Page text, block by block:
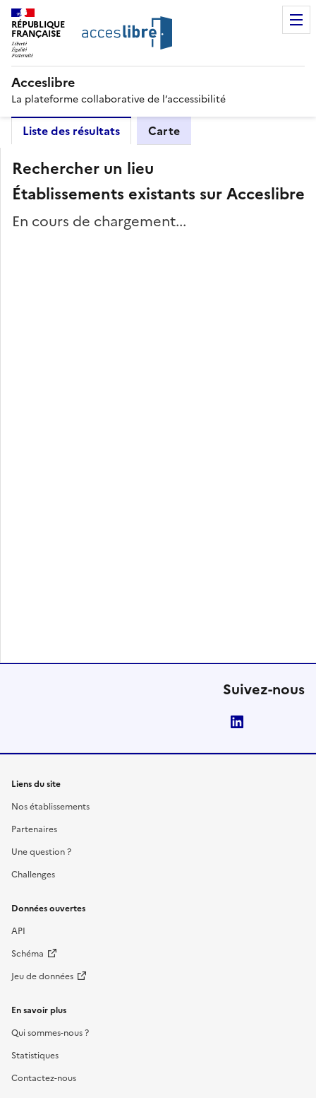
RÉPUBLIQUE
FRANÇAISE
Acceslibre
La plateforme collaborative de l’accessibilité
Liste des résultats Carte
Rechercher un lieu
Établissements existants sur Acceslibre
En cours de chargement...
Suivez-nous
Liens du site
Nos établissements
Partenaires
Une question ?
Challenges
Données ouvertes
API
Schéma
Jeu de données
En savoir plus
Qui sommes-nous ?
Statistiques
Contactez-nous